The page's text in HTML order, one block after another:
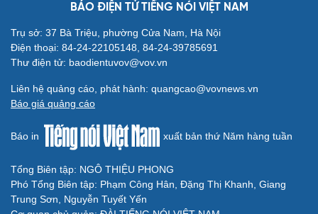
Cải chính
BÁO ĐIỆN TỬ TIẾNG NÓI VIỆT NAM
Trụ sở: 37 Bà Triệu, phường Cửa Nam, Hà Nội
Điện thoại: 84-24-22105148, 84-24-39785691
Thư điện tử: baodientuvov@vov.vn
Liên hệ quảng cáo, phát hành: quangcao@vovnews.vn
Báo giá quảng cáo
Báo in xuất bản thứ Năm hàng tuần
Tổng Biên tập: NGÔ THIỆU PHONG
Phó Tổng Biên tập: Phạm Công Hân, Đặng Thị Khanh, Giang
Trung Sơn, Nguyễn Tuyết Yến